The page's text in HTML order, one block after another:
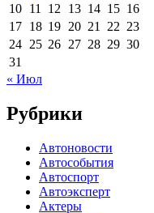
10 11 12 13 14 15 16
17 18 19 20 21 22 23
24 25 26 27 28 29 30
31
« Июл
Рубрики
Автоновости
Автособытия
Автоспорт
Автоэксперт
Актеры